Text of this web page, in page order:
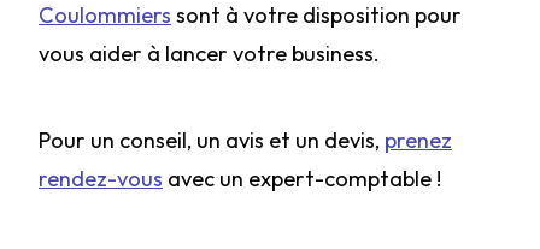
Coulommiers sont à votre disposition pour
vous aider à lancer votre business.
Pour un conseil, un avis et un devis, prenez
rendez-vous avec un expert-comptable !